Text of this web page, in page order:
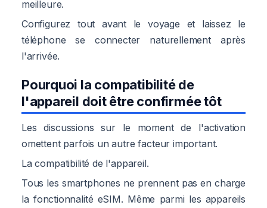
meilleure.
Configurez tout avant le voyage et laissez le
téléphone se connecter naturellement après
l'arrivée.
Pourquoi la compatibilité de
l'appareil doit être confirmée tôt
Les discussions sur le moment de l'activation
omettent parfois un autre facteur important.
La compatibilité de l'appareil.
Tous les smartphones ne prennent pas en charge
la fonctionnalité eSIM. Même parmi les appareils